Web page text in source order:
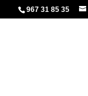
967 31 85 35